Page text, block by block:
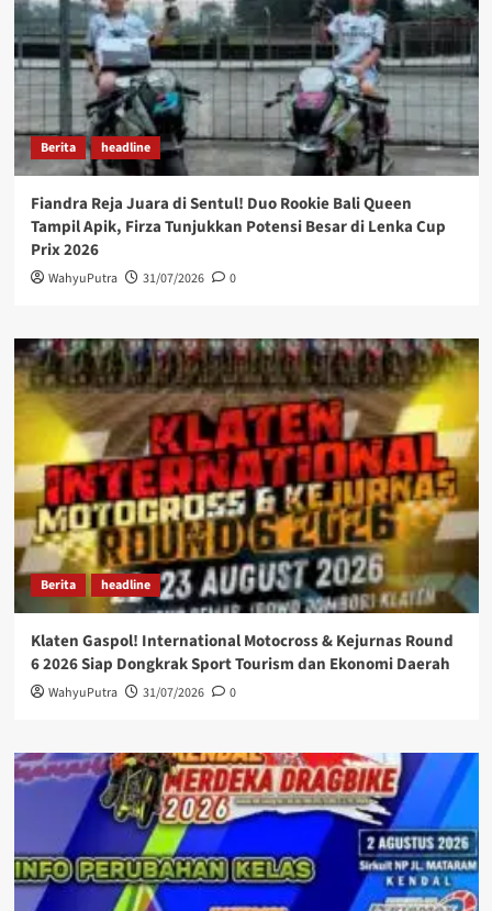
Berita headline
Fiandra Reja Juara di Sentul! Duo Rookie Bali Queen
Tampil Apik, Firza Tunjukkan Potensi Besar di Lenka Cup
Prix 2026
WahyuPutra 31/07/2026 0
Berita headline
Klaten Gaspol! International Motocross & Kejurnas Round
6 2026 Siap Dongkrak Sport Tourism dan Ekonomi Daerah
WahyuPutra 31/07/2026 0